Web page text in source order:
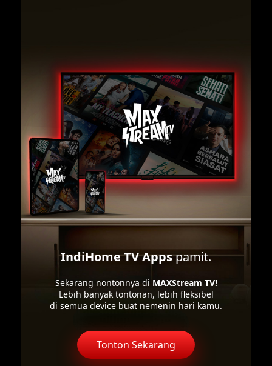
IndiHome TV Appspamit.
Sekarang nontonnya di MAXStream TV!
Lebih banyak tontonan, lebih fleksibel
di semua device buat nemenin hari kamu.
Tonton Sekarang